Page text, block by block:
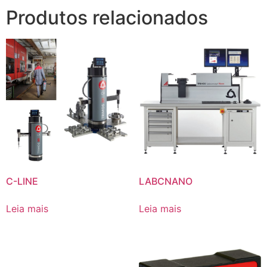
Produtos relacionados
C-LINE
Leia mais
LABCNANO
Leia mais